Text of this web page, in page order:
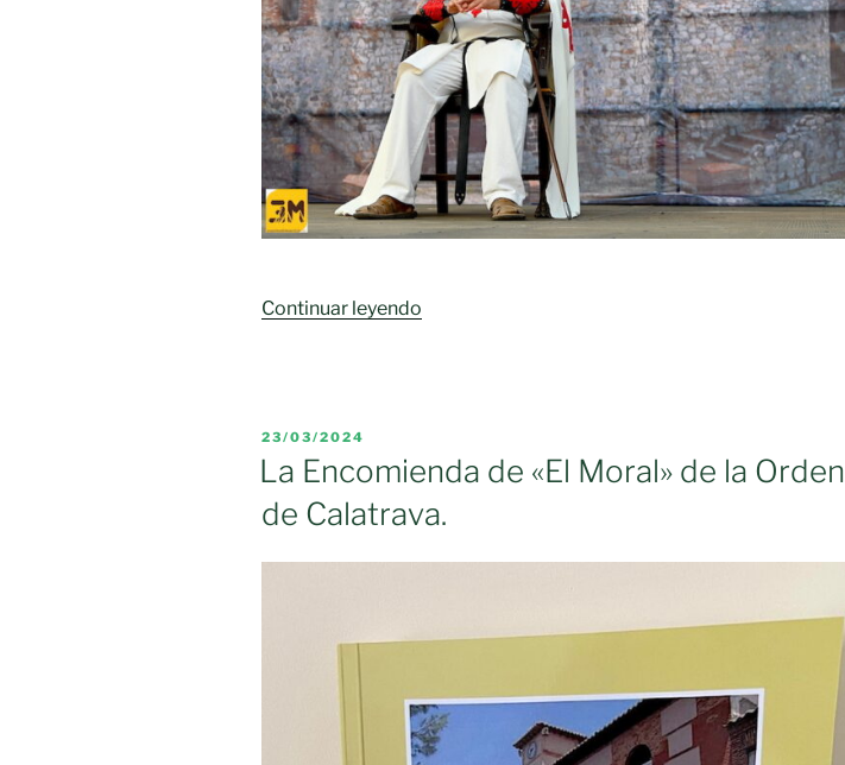
Continuar leyendo
2024»
PUBLICADO
EL
23/03/2024
La Encomienda de «El Moral» de la Orden
de Calatrava.